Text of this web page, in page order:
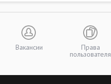
Вакансии Права
пользователя